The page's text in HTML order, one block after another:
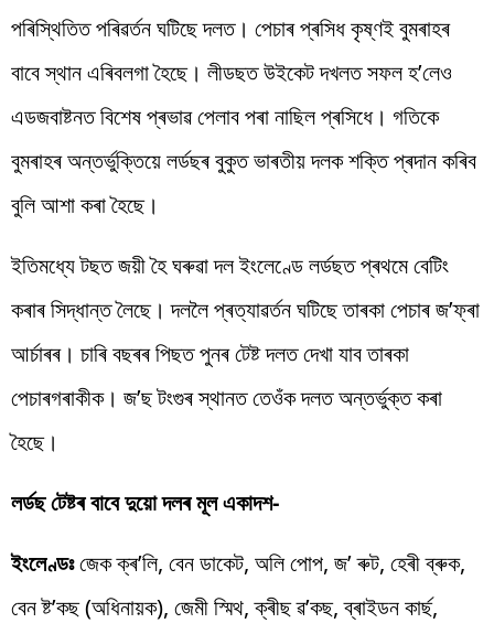
পৰিস্থিতিত পৰিৱৰ্তন ঘটিছে দলত। পেচাৰ প্ৰসিধ কৃষ্ণই বুমৰাহৰ
বাবে স্থান এৰিবলগা হৈছে। লীডছত উইকেট দখলত সফল হ’লেও
এডজবাষ্টনত বিশেষ প্ৰভাৱ পেলাব পৰা নাছিল প্ৰসিধে। গতিকে
বুমৰাহৰ অন্তৰ্ভুক্তিয়ে লৰ্ডছৰ বুকুত ভাৰতীয় দলক শক্তি প্ৰদান কৰিব
বুলি আশা কৰা হৈছে।
ইতিমধ্যে টছত জয়ী হৈ ঘৰুৱা দল ইংলেণ্ডে লৰ্ডছত প্ৰথমে বেটিং
কৰাৰ সিদ্ধান্ত লৈছে। দললৈ প্ৰত্যাৱৰ্তন ঘটিছে তাৰকা পেচাৰ জ’ফ্ৰা
আৰ্চাৰৰ। চাৰি বছৰৰ পিছত পুনৰ টেষ্ট দলত দেখা যাব তাৰকা
পেচাৰগৰাকীক। জ’ছ টংগুৰ স্থানত তেওঁক দলত অন্তৰ্ভুক্ত কৰা
হৈছে।
লৰ্ডছ টেষ্টৰ বাবে দুয়ো দলৰ মূল একাদশ-
ইংলেণ্ডঃজেক ক্ৰ’লি, বেন ডাকেট, অলি পোপ, জ’ ৰুট, হেৰী ব্ৰুক,
বেন ষ্ট’কছ (অধিনায়ক), জেমী স্মিথ, ক্ৰীছ ৱ’কছ, ব্ৰাইডন কাৰ্ছ,